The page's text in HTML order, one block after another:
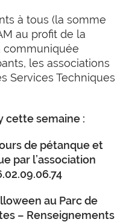
à tous (la somme
au profit de la
communiquée
les associations
Services Techniques
cette semaine :
de pétanque et
par l’association
au Parc de
– Renseignements